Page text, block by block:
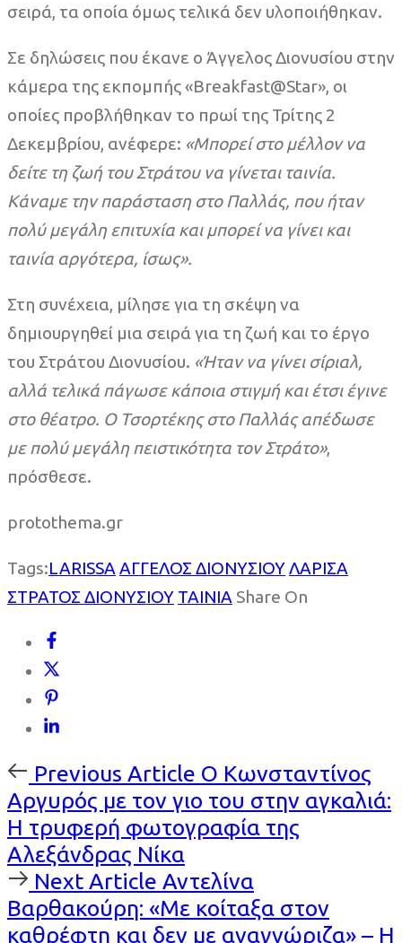
σειρά, τα οποία όμως τελικά δεν υλοποιήθηκαν.
Σε δηλώσεις που έκανε ο Άγγελος Διονυσίου στην
κάμερα της εκπομπής «Breakfast@Star», οι
οποίες προβλήθηκαν το πρωί της Τρίτης 2
Δεκεμβρίου, ανέφερε: «Μπορεί στο μέλλον να
δείτε τη ζωή του Στράτου να γίνεται ταινία.
Κάναμε την παράσταση στο Παλλάς, που ήταν
πολύ μεγάλη επιτυχία και μπορεί να γίνει και
ταινία αργότερα, ίσως».
Στη συνέχεια, μίλησε για τη σκέψη να
δημιουργηθεί μια σειρά για τη ζωή και το έργο
του Στράτου Διονυσίου. «Ήταν να γίνει σίριαλ,
αλλά τελικά πάγωσε κάποια στιγμή και έτσι έγινε
στο θέατρο. Ο Τσορτέκης στο Παλλάς απέδωσε
με πολύ μεγάλη πειστικότητα τον Στράτο»,
πρόσθεσε.
protothema.gr
Tags:LARISSA ΑΓΓΕΛΟΣ ΔΙΟΝΥΣΙΟΥΛΑΡΙΣΑ
ΣΤΡΑΤΟΣ ΔΙΟΝΥΣΙΟΥ ΤΑΙΝΙΑ Share On
Previous
Article
Previous Article Ο Κωνσταντίνος
Αργυρός με τον γιο του στην αγκαλιά:
Η τρυφερή φωτογραφία της
Αλεξάνδρας Νίκα
Next
Article
Next Article Αντελίνα
Βαρθακούρη: «Με κοίταξα στον
καθρέφτη και δεν με αναγνώριζα» – Η